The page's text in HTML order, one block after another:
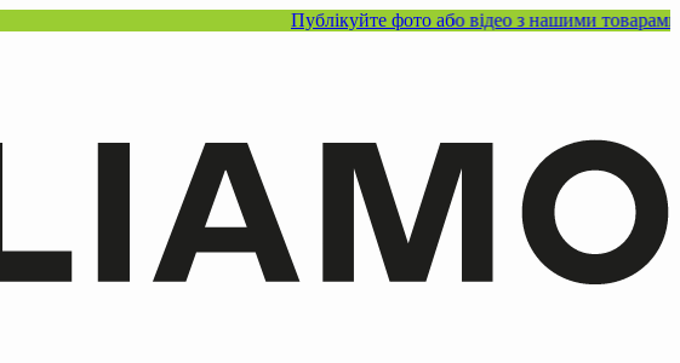
Публікуйте фото або відео з нашими товарами в